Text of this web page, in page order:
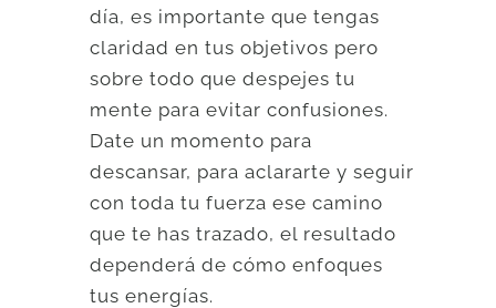
día, es importante que tengas
claridad en tus objetivos pero
sobre todo que despejes tu
mente para evitar confusiones.
Date un momento para
descansar, para aclararte y seguir
con toda tu fuerza ese camino
que te has trazado, el resultado
dependerá de cómo enfoques
tus energías.